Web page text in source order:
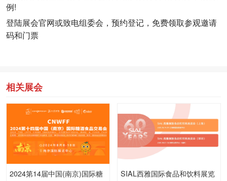
例!
登陆展会官网或致电组委会，预约登记，免费领取参观邀请
码和门票
相关展会
2024第14届中国(南京)国际糖
SIAL西雅国际食品和饮料展览